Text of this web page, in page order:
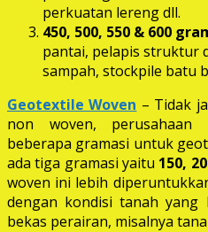
perkuatan lereng dll.
450, 500, 550 & 600
pantai, pelapis struktur
sampah, stockpile batu
Geotextile Woven – Tidak
non woven, perusahaan
beberapa gramasi untuk
ada tiga gramasi yaitu 150,
woven ini lebih
dengan kondisi tanah
bekas perairan, misalnya